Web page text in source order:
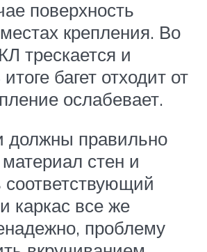
поверхность
крепления. Во
трескается и
багет отходит от
ослабевает.
должны правильно
стен и
соответствующий
каркас все же
проблему